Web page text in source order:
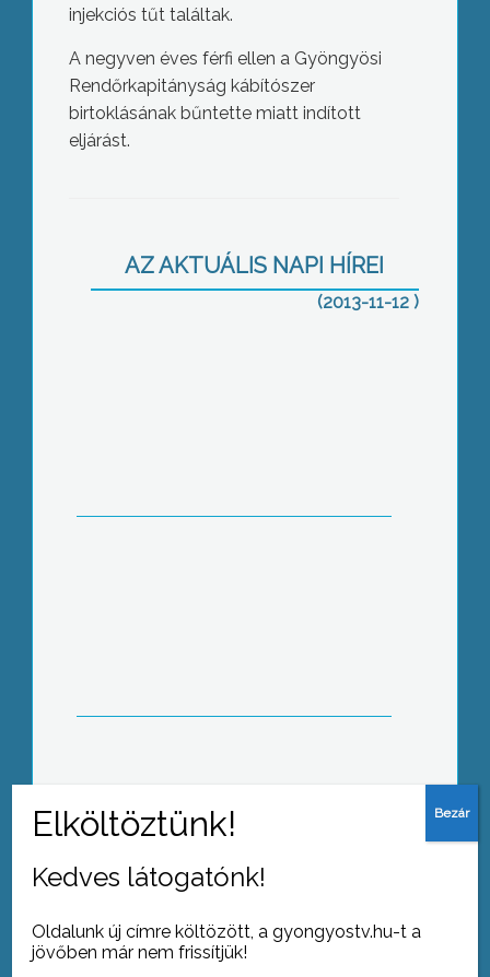
injekciós tűt találtak.
A negyven éves férfi ellen a Gyöngyösi
Rendőrkapitányság kábítószer
birtoklásának bűntette miatt indított
eljárást.
AZ AKTUÁLIS NAPI HÍREI
(2013-11-12 )
Közmunkások a roma-magyar
egyesületnél
Kedves látogatónk!
Oldalunk új címre költözött, a gyongyostv.hu-t a
jövőben már nem frissítjük!